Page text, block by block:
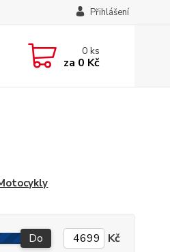
Přihlášení
0ks
za 0 Kč
Do Kč